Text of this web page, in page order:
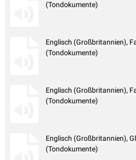
(Tondokumente)
Englisch (Großbritannien),
(Tondokumente)
Englisch (Großbritannien),
(Tondokumente)
Englisch (Großbritannien),
(Tondokumente)